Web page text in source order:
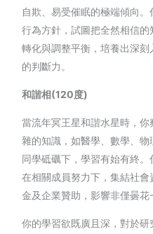
自欺、易受催眠的極端傾向
行為方針，試圖把全然相信
轉化與調整平衡，培養出深
的判斷力。
和諧相(120度)
當流年冥王星和諧水星時，
雜的知識，如醫學、數學、
同學砥礪下，學習有始有終
在相關成員努力下，集結社
金及企業贊助，影響非僅曇花
你的學習欲既廣且深，對於